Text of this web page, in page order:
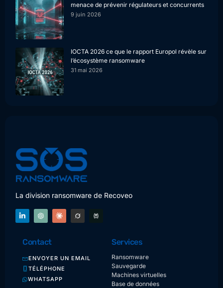
menace de prévenir régulateurs et concurrents
9 juin 2026
IOCTA 2026 ce que le rapport Europol révèle sur
l’écosystème ransomware
31 mai 2026
La division ransomware de Recoveo
Contact
ENVOYER UN EMAIL
TÉLÉPHONE
WHATSAPP
Services
Ransomware
Sauvegarde
Machines virtuelles
Base de données